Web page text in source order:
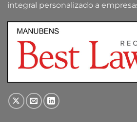
integral personalizado a